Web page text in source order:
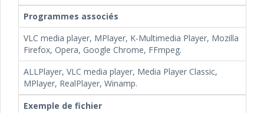
Programmes associés
VLC media player, MPlayer, K-Multimedia Player, Mozilla
Firefox, Opera, Google Chrome, FFmpeg.
ALLPlayer, VLC media player, Media Player Classic,
MPlayer, RealPlayer, Winamp.
Exemple de fichier